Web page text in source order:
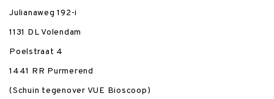
Julianaweg 192-i
1131 DL Volendam
Poelstraat 4
1441 RR Purmerend
(Schuin tegenover VUE Bioscoop)